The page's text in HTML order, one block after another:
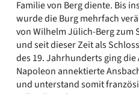
Familie von Berg diente. Bis
wurde die Burg mehrfach
von Wilhelm Jülich-Berg zum
und seit dieser Zeit als
des 19. Jahrhunderts ging die
Napoleon annektierte
und unterstand somit